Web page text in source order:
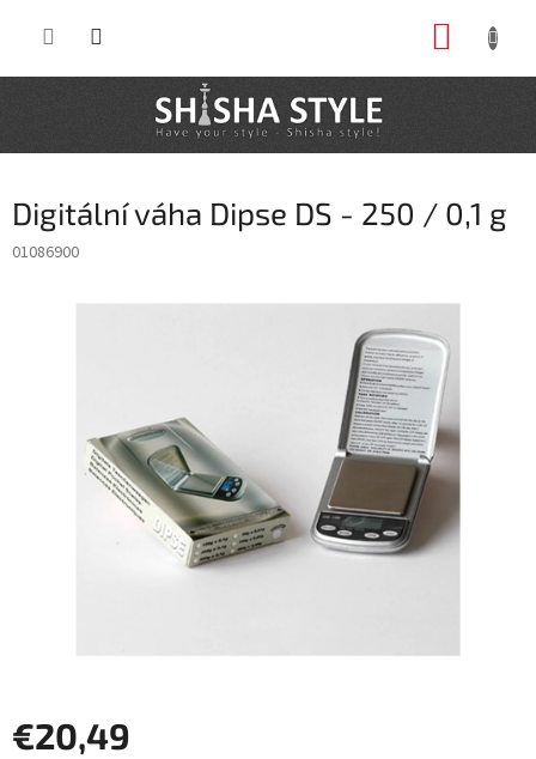
Digitální váha Dipse DS - 250 / 0,1 g
01086900
€20,49